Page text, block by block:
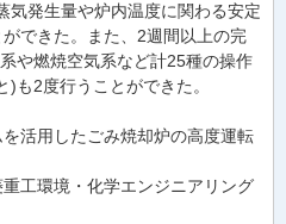
気発生量や炉内温度に関わる安定
できた。また、2週間以上の完
や燃焼空気系など計25種の操作
も2度行うことができた。
活用したごみ焼却炉の高度運転
工環境・化学エンジニアリング